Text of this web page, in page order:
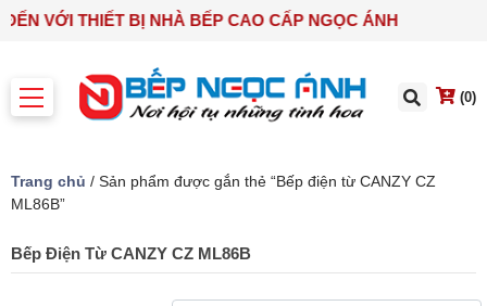
ĐẾN VỚI THIẾT BỊ NHÀ BẾP CAO CẤP NGỌC ÁNH
(0)
Trang chủ / Sản phẩm được gắn thẻ “Bếp điện từ CANZY CZ
ML86B”
Bếp Điện Từ CANZY CZ ML86B